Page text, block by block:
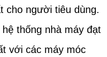
cho người tiêu dùng.
thống nhà máy đạt
với các máy móc